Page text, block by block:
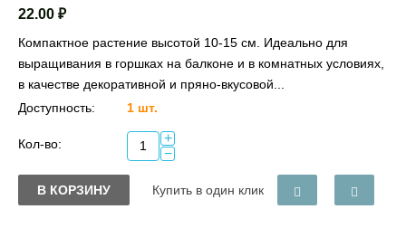
22.00 ₽
Компактное растение высотой 10-15 см. Идеально для
выращивания в горшках на балконе и в комнатных условиях,
в качестве декоративной и пряно-вкусовой...
Доступность:
1 шт.
Кол-во:
+
−
В КОРЗИНУ Купить в один клик